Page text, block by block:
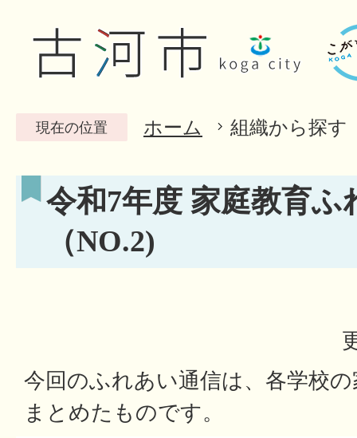
現在の位置 ホーム 組織から探す
令和7年度 家庭教育ふ
（NO.2)
今回のふれあい通信は、各学校
まとめたものです。